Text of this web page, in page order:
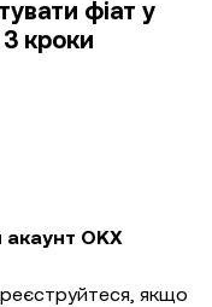
фіат у
кроки
OKX
якщо